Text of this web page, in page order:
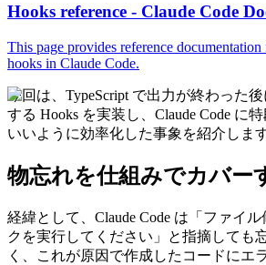
Hooks reference - Claude Code
This page provides reference
hooks in Claude Code.
今回は、TypeScript で出力が終わった
する Hooks を実装し、Claude Code に
いいように効率化した事象を紹介します
物忘れを仕組みでカバー
経緯として、Claude Code は「ファイ
クを実行してください」と指摘しても
く、これが原因で作成したコードにエ